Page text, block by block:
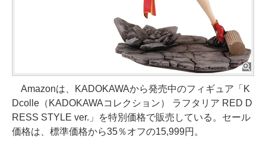
Amazonは、KADOKAWAから発売中のフィギュア「K
Dcolle（KADOKAWAコレクション） ラフタリア RED D
RESS STYLE ver.」を特別価格で販売している。セール
価格は、標準価格から35％オフの15,999円。